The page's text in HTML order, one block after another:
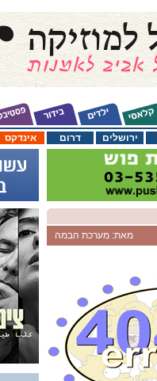
אינדקס דרום ירושלים
מאת: מערכת הבמה